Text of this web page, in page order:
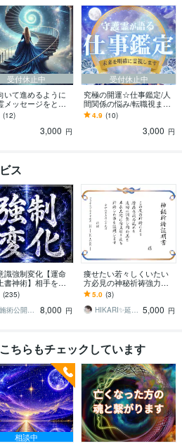
受付休止中
いて進めるように
メッセージをとど
♡人生の羅針盤✴
々の本格霊視✴あな
いを込めて鑑定
(12)
3,000 円
受付休止中
究極の開運☆仕事鑑定/人
間関係の悩み/転職視ます
☆圧倒的な霊能力で成功
への道しる✨守護霊メッセ
4.9 (10)
3,000 円
ス
識強制変化【運命
書神術】相手を変
恋人、上司、友
族など、あなたの
通りに書き換えま
(235)
新施術公開→≪相手意識強制変化≫◆星桜龍
8,000 円
痩せたい若々しくいたい
方必見の神秘祈祷強力に
します ダイエット 体
型 食事制限なし↑運動一
切なし↑理想の姿へ導く
5.0 (3)
HIKARI✨延長8月31日まで破格値引 5,000 円
ちらもチェックしています
相談中